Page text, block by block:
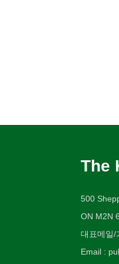
The
500
ON M2N
대표메일/
Email :